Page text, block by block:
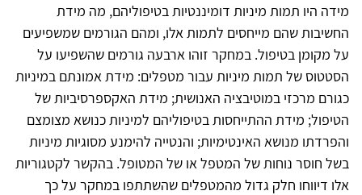
מידה היו תמות מיניות דומיננטיות בטיפוליהם, מה מידת
החשיבות שהם מייחסים לתמות אלו, ומהם הגורמים שמשפיעים
על מקומן בטיפול. במחקר זוהו ארבעה גורמים שהשפיעו על
הסטטוס של תמות מיניות עבור מטפלים: מידת אמונתם במיניות
כגורם מרכזי במוטיבציה האנושית; מידת האקספרסיביות של
הטיפול; מידת ההתייחסות בטיפוליהם למיניות כנושא מצומצם
והפרדתו מנושא האינטימיות; והנטייה להימנע מסוגיות מיניות
בשל חוסר נוחות של המטפל או של המטופל. בהקשר לקטגוריות
אלו דיווחו חלק גדול מהמטפלים שהשתתפו במחקר על כך